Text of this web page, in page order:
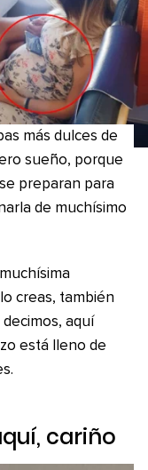
más dulces de
sueño, porque
preparan para
de muchísimo
creas, también
aquí
está lleno de
cariño